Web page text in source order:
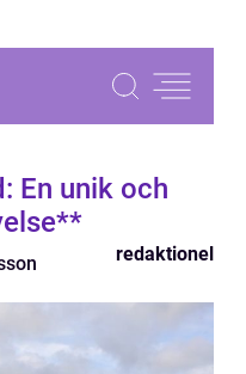
En unik och
redaktionel